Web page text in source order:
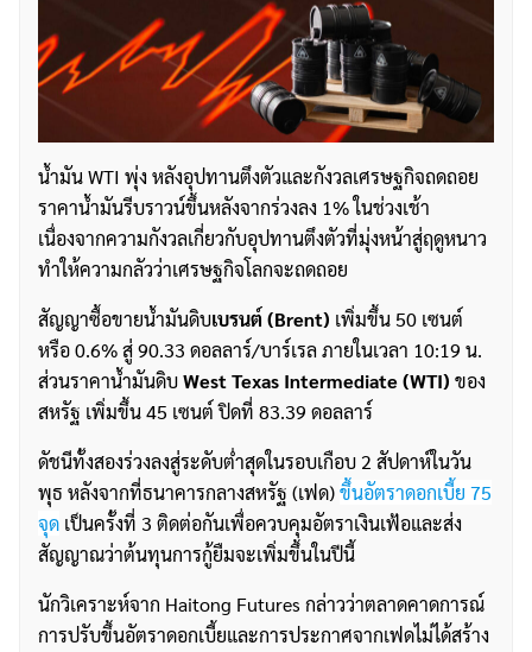
น้ำมัน WTI พุ่ง หลังอุปทานตึงตัวและกังวลเศรษฐกิจถดถอย
ราคาน้ำมันรีบราวน์ขึ้นหลังจากร่วงลง 1% ในช่วงเช้า
เนื่องจากความกังวลเกี่ยวกับอุปทานตึงตัวที่มุ่งหน้าสู่ฤดูหนาว
ทำให้ความกลัวว่าเศรษฐกิจโลกจะถดถอย
สัญญาซื้อขายน้ำมันดิบเบรนต์ (Brent) เพิ่มขึ้น 50 เซนต์
หรือ 0.6% สู่ 90.33 ดอลลาร์/บาร์เรล ภายในเวลา 10:19 น.
ส่วนราคาน้ำมันดิบWest Texas Intermediate (WTI) ของ
สหรัฐ เพิ่มขึ้น 45 เซนต์ ปิดที่ 83.39 ดอลลาร์
ดัชนีทั้งสองร่วงลงสู่ระดับต่ำสุดในรอบเกือบ 2 สัปดาห์ในวัน
พุธ หลังจากที่ธนาคารกลางสหรัฐ (เฟด)ขึ้นอัตราดอกเบี้ย 75
จุด เป็นครั้งที่ 3 ติดต่อกันเพื่อควบคุมอัตราเงินเฟ้อและส่ง
สัญญาณว่าต้นทุนการกู้ยืมจะเพิ่มขึ้นในปีนี้
นักวิเคราะห์จาก Haitong Futures กล่าวว่าตลาดคาดการณ์
การปรับขึ้นอัตราดอกเบี้ยและการประกาศจากเฟดไม่ได้สร้าง